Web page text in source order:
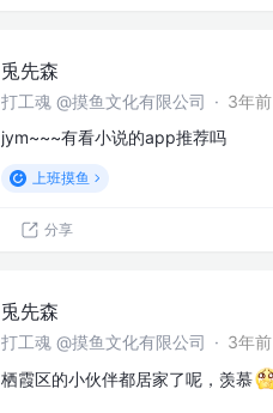
兎先森
打工魂 @摸鱼文化有限公司 · 3年前
jym~~~有看小说的app推荐吗
上班摸鱼
分享
兎先森
打工魂 @摸鱼文化有限公司 · 3年前
栖霞区的小伙伴都居家了呢，羡慕